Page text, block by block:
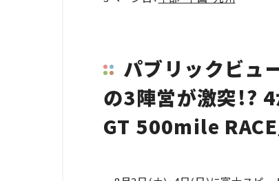
パブリックビュ
の3陣営が激突!? 4
GT 500mile RACE